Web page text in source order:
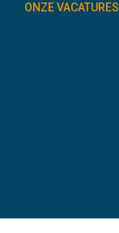
ONZE VACATURES